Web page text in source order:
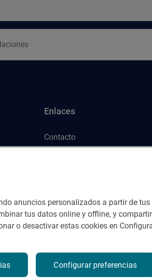
Enlaces
Contacto
anuncios personalizados a partir de
tus datos online y offline, y
o desactivar estas cookies en
Configurar preferencias